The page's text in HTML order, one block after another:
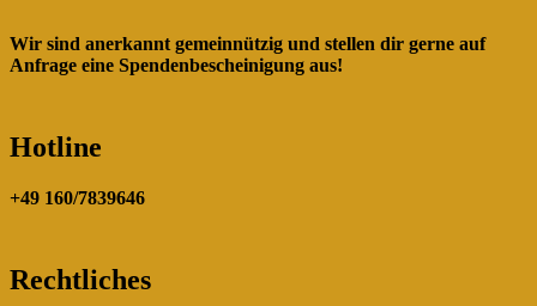
Wir sind anerkannt gemeinnützig und stellen dir gerne auf
Anfrage eine Spendenbescheinigung aus!
Hotline
+49 160/7839646
Rechtliches